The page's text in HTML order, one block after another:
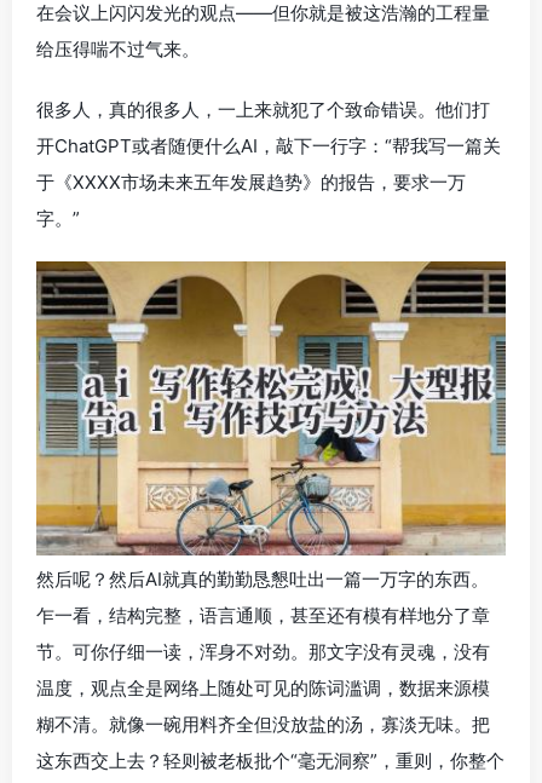
在会议上闪闪发光的观点——但你就是被这浩瀚的工程量
给压得喘不过气来。
很多人，真的很多人，一上来就犯了个致命错误。他们打
开ChatGPT或者随便什么AI，敲下一行字：“帮我写一篇关
于《XXXX市场未来五年发展趋势》的报告，要求一万
字。”
然后呢？然后AI就真的勤勤恳懇吐出一篇一万字的东西。
乍一看，结构完整，语言通顺，甚至还有模有样地分了章
节。可你仔细一读，浑身不对劲。那文字没有灵魂，没有
温度，观点全是网络上随处可见的陈词滥调，数据来源模
糊不清。就像一碗用料齐全但没放盐的汤，寡淡无味。把
这东西交上去？轻则被老板批个“毫无洞察”，重则，你整个